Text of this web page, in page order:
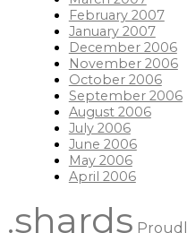
February 2007
January 2007
December 2006
November 2006
October 2006
September 2006
August 2006
July 2006
June 2006
May 2006
April 2006
.shards